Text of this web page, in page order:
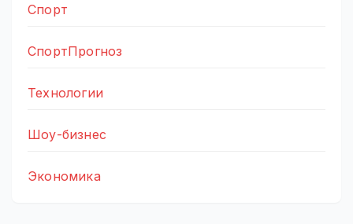
Спорт
СпортПрогноз
Технологии
Шоу-бизнес
Экономика